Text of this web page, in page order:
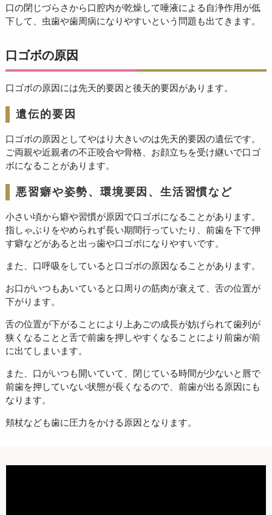
口の閉じづらさから口腔内が乾燥して唾液による自浄作用が低
下して、虫歯や歯周病になりやすいという問題も出てきます。
口ゴボの原因
口ゴボの原因には先天的要因と後天的要因があります。
遺伝的要因
口ゴボの原因としてやはり大きいのは先天的要因の遺伝です。
ご両親や近親者の不正咬合や骨格、お顔立ちを受け継いで口ゴ
ボになることがあります。
悪習癖や姿勢、環境要因、生活習慣など
小さい頃から癖や習慣が原因で口ゴボになることがあります。
指しゃぶりをやめられず長い期間行っていたり、前歯を下で押
す癖などがあると出っ歯や口ゴボになりやすいです。
また、口呼吸をしていると口ゴボの原因なることがあります。
お口がいつもあいていると口周りの筋肉が衰えて、舌の位置が
下がります。
舌の位置が下がることにより上あごの成長が妨げられて歯列が
狭くなることと舌で前歯を押しやすくなることにより前歯が前
に出てしまいます。
また、口がいつも開いていて、閉じている時間が少ないと唇で
前歯を押していない状態が長くなるので、前歯が出る原因にも
なります。
頬杖なども歯に圧力をかける原因となります。